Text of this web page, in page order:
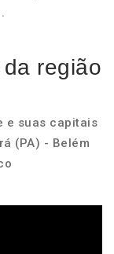
região
e suas capitais
(PA) - Belém